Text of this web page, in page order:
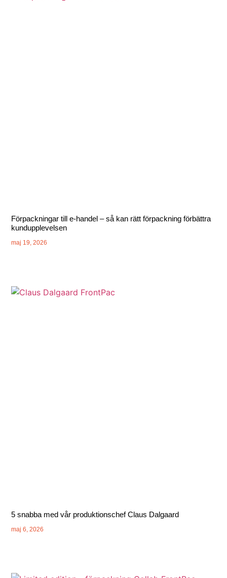
Förpackningar till e-handel – så kan rätt förpackning förbättra
kundupplevelsen
maj 19, 2026
5 snabba med vår produktionschef Claus Dalgaard
maj 6, 2026